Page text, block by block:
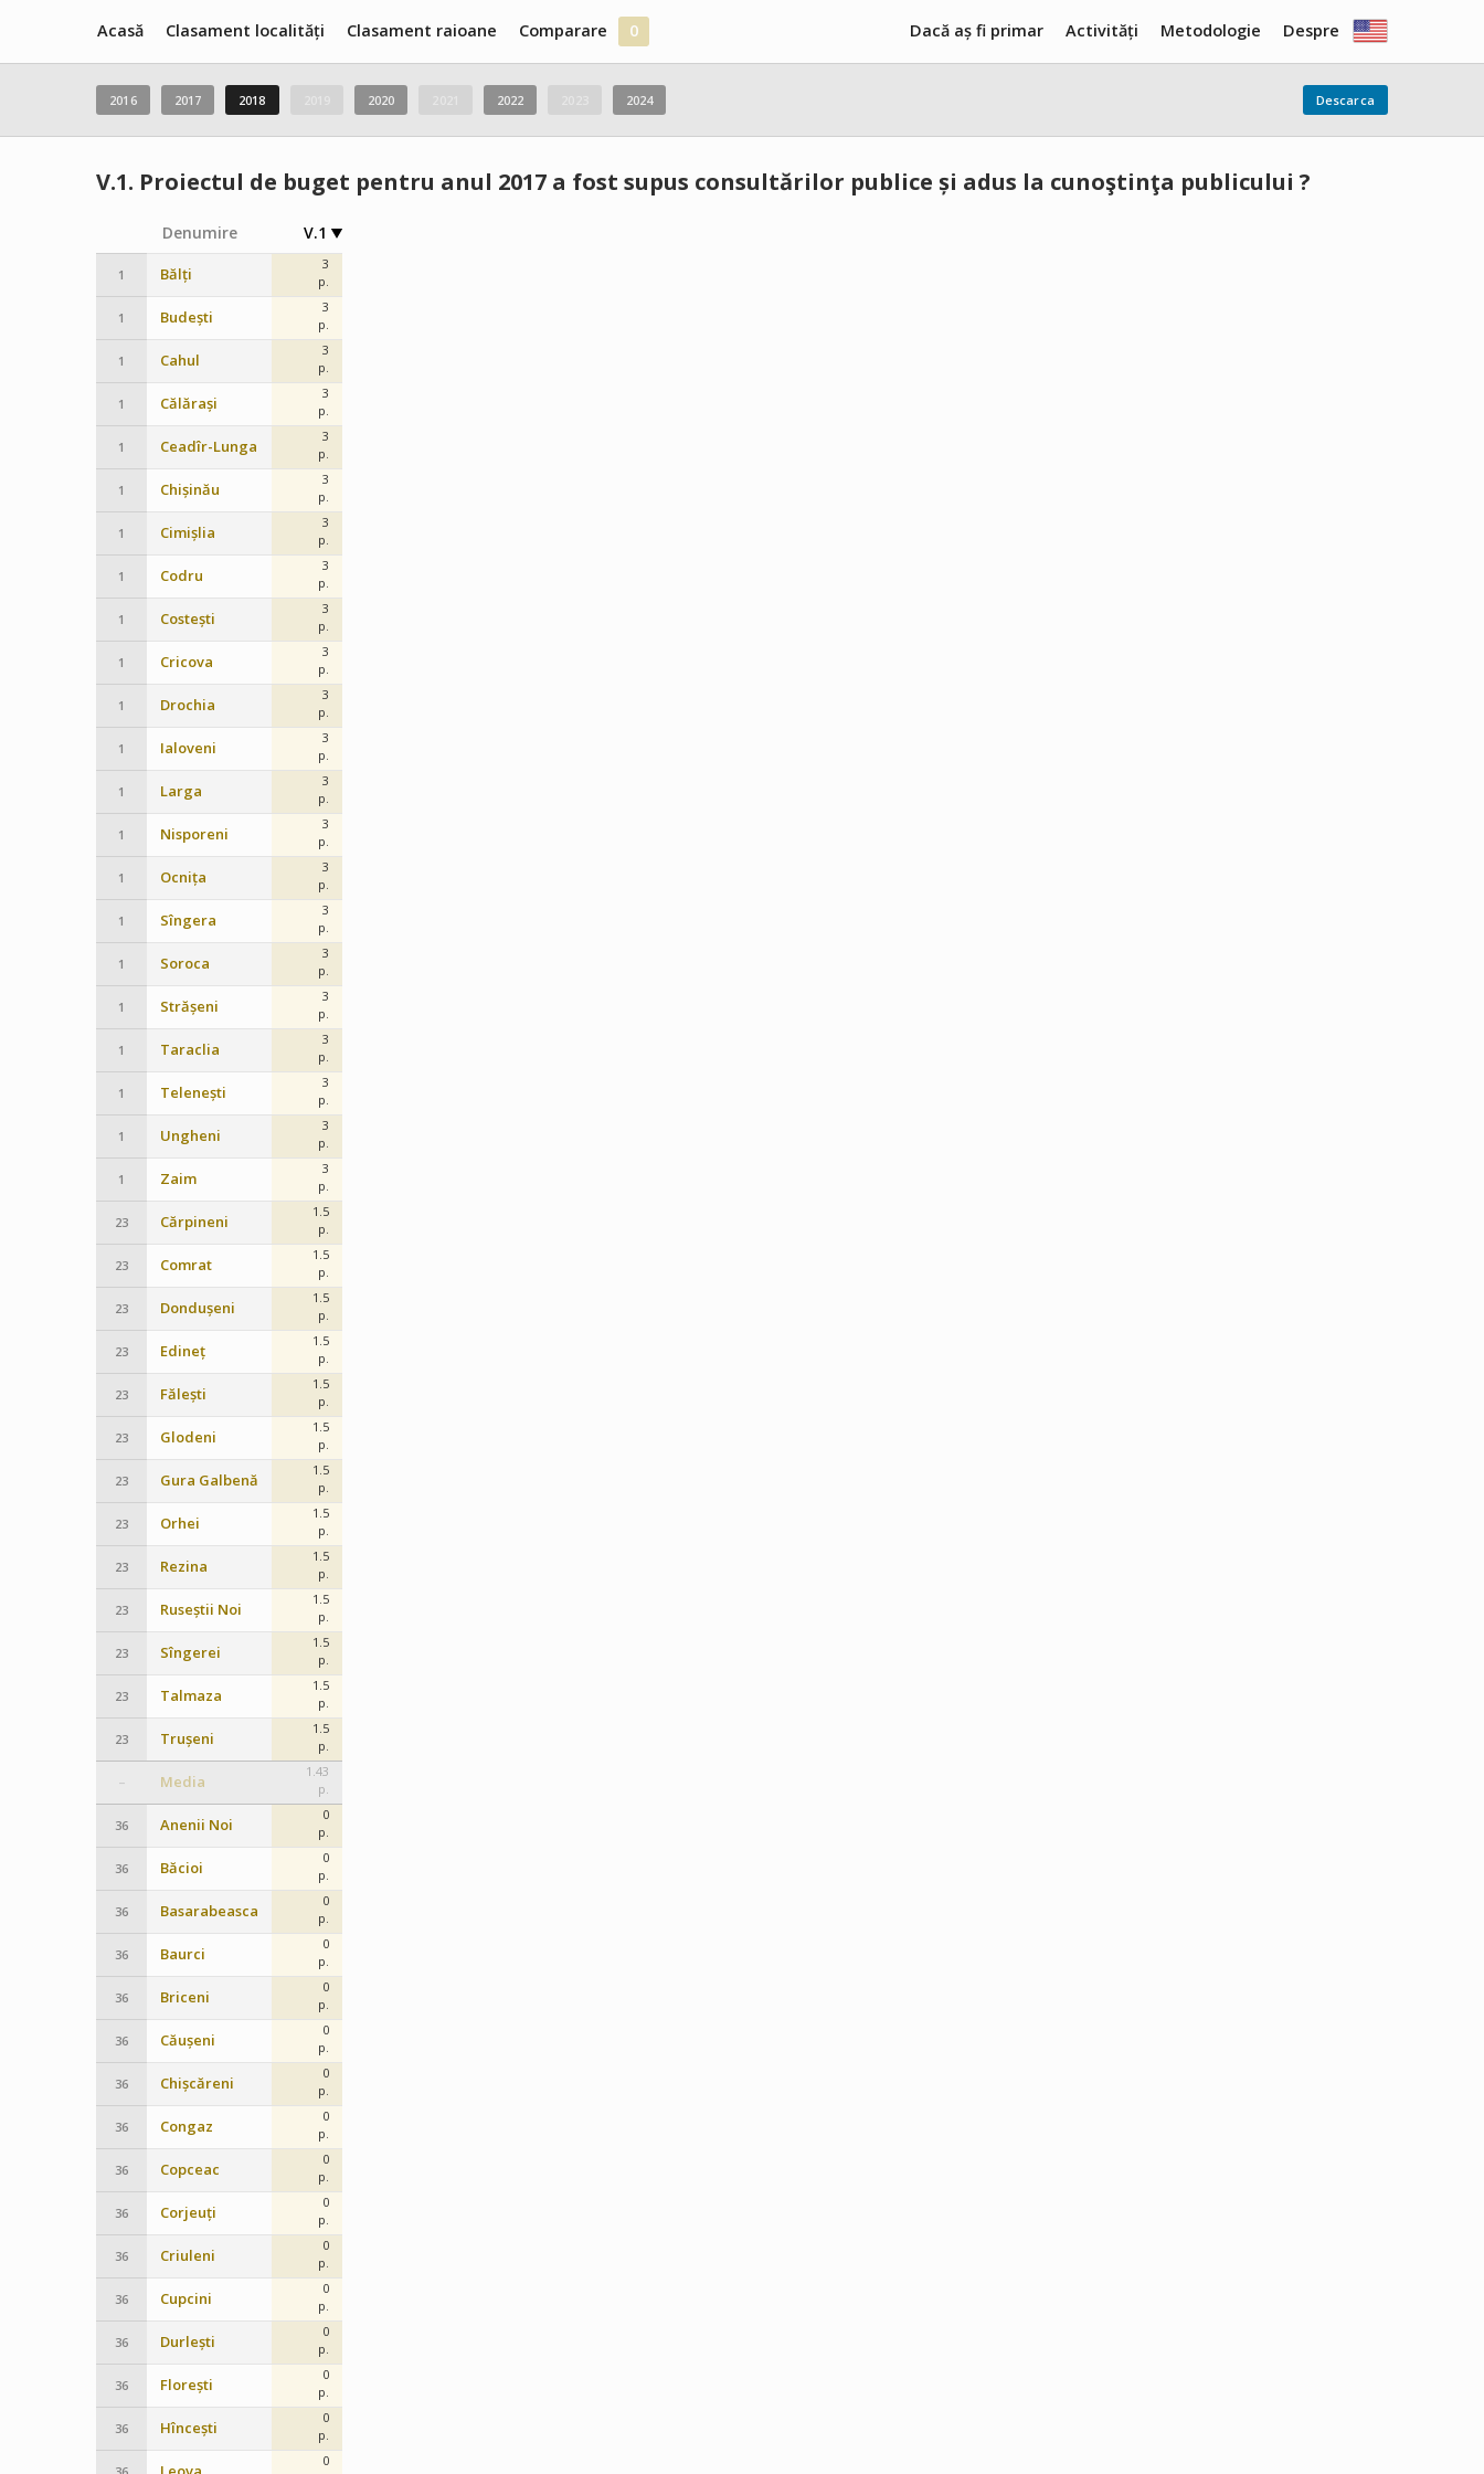
Acasă Despre
Clasament localități Metodologie
Clasament raioane Activități
Comparare 0 Dacă aș fi primar
2016 2017 2018 2020 2022 2024 Descarca
V.1. Proiectul de buget pentru anul 2017 a fost supus consultărilor publice și adus la cunoştinţa publicului ?
Denumire V.1
1 Bălți
3
p.
1 Budești
3
p.
1 Cahul
3
p.
1 Călărași
3
p.
1 Ceadîr-Lunga
3
p.
1 Chișinău
3
p.
1 Cimișlia
3
p.
1 Codru
3
p.
1 Costești
3
p.
1 Cricova
3
p.
1 Drochia
3
p.
1 Ialoveni
3
p.
1 Larga
3
p.
1 Nisporeni
3
p.
1 Ocnița
3
p.
1 Sîngera
3
p.
1 Soroca
3
p.
1 Strășeni
3
p.
1 Taraclia
3
p.
1 Telenești
3
p.
1 Ungheni
3
p.
1 Zaim
3
p.
23 Cărpineni
1.5
p.
23 Comrat
1.5
p.
23 Dondușeni
1.5
p.
23 Edineț
1.5
p.
23 Fălești
1.5
p.
23 Glodeni
1.5
p.
23 Gura Galbenă
1.5
p.
23 Orhei
1.5
p.
23 Rezina
1.5
p.
23 Ruseștii Noi
1.5
p.
23 Sîngerei
1.5
p.
23 Talmaza
1.5
p.
23 Trușeni
1.5
p.
– Media
1.43
p.
36 Anenii Noi
0
p.
36 Băcioi
0
p.
36 Basarabeasca
0
p.
36 Baurci
0
p.
36 Briceni
0
p.
36 Căușeni
0
p.
36 Chișcăreni
0
p.
36 Congaz
0
p.
36 Copceac
0
p.
36 Corjeuți
0
p.
36 Criuleni
0
p.
36 Cupcini
0
p.
36 Durlești
0
p.
36 Florești
0
p.
36 Hîncești
0
p.
0